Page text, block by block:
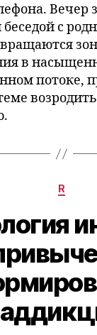
Вечер
с
в
потоке,
R